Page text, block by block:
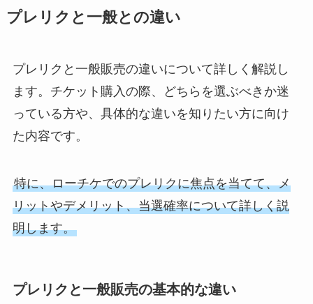
プレリクと一般との違い
プレリクと一般販売の違いについて詳しく解説し
ます。チケット購入の際、どちらを選ぶべきか迷
っている方や、具体的な違いを知りたい方に向け
た内容です。
特に、ローチケでのプレリクに焦点を当てて、メ
リットやデメリット、当選確率について詳しく説
明します。
プレリクと一般販売の基本的な違い